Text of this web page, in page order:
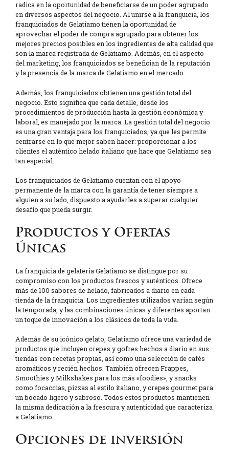
radica en la oportunidad de beneficiarse de un poder agrupado
en diversos aspectos del negocio. Al unirse a la franquicia, los
franquiciados de Gelatiamo tienen la oportunidad de
aprovechar el poder de compra agrupado para obtener los
mejores precios posibles en los ingredientes de alta calidad que
son la marca registrada de Gelatiamo. Además, en el aspecto
del marketing, los franquiciados se benefician de la reputación
y la presencia de la marca de Gelatiamo en el mercado.
Además, los franquiciados obtienen una gestión total del
negocio. Esto significa que cada detalle, desde los
procedimientos de producción hasta la gestión económica y
laboral, es manejado por la marca. La gestión total del negocio
es una gran ventaja para los franquiciados, ya que les permite
centrarse en lo que mejor saben hacer: proporcionar a los
clientes el auténtico helado italiano que hace que Gelatiamo sea
tan especial.
Los franquiciados de Gelatiamo cuentan con el apoyo
permanente de la marca con la garantía de tener siempre a
alguien a su lado, dispuesto a ayudarles a superar cualquier
desafío que pueda surgir.
Productos y Ofertas
Únicas
La franquicia de gelateria Gelatiamo se distingue por su
compromiso con los productos frescos y auténticos. Ofrece
más de 100 sabores de helado, fabricados a diario en cada
tienda de la franquicia. Los ingredientes utilizados varían según
la temporada, y las combinaciones únicas y diferentes aportan
un toque de innovación a los clásicos de toda la vida.
Además de su icónico gelato, Gelatiamo ofrece una variedad de
productos que incluyen crepes y gofres hechos a diario en sus
tiendas con recetas propias, así como una selección de cafés
aromáticos y recién hechos. También ofrecen Frappes,
Smoothies y Milkshakes para los más «foodies», y snacks
como focaccias, pizzas al estilo italiano, y crepes gourmet para
un bocado ligero y sabroso. Todos estos productos mantienen
la misma dedicación a la frescura y autenticidad que caracteriza
a Gelatiamo.
Opciones de inversión